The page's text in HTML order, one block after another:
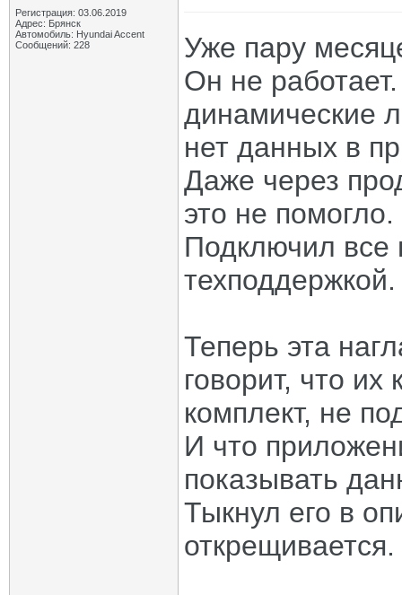
Регистрация: 03.06.2019
Адрес: Брянск
Автомобиль: Hyundai Accent
Сообщений: 228
Уже пару
Он не
динамические
нет данных в
Даже через
это не помогло.
Подключил все
техподдержкой.
Теперь эта
говорит, что их
комплект, не
И что
показывать
Тыкнул его в
открещивается.